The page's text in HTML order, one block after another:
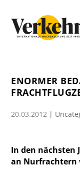
ENORMER
20.03.2012 |
In den nächsten
an Nurfrachtern